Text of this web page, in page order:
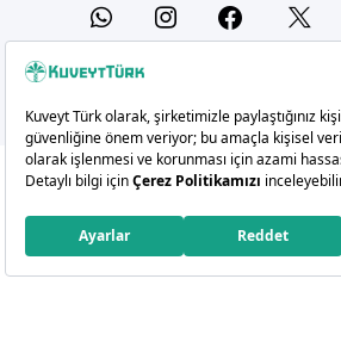
WhatsappInstagramFacebook